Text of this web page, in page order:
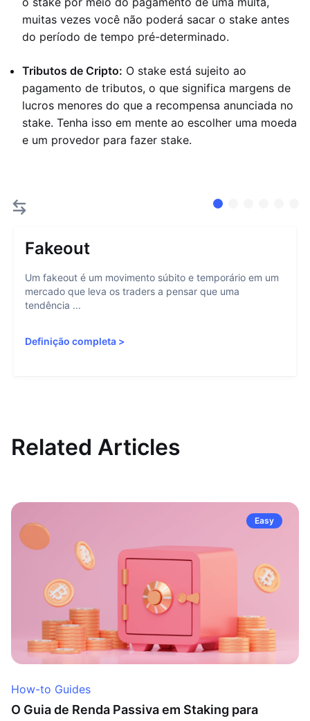
muitas vezes você não poderá sacar o stake antes
do período de tempo pré-determinado.
Tributos de Cripto: O stake está sujeito ao
pagamento de tributos, o que significa margens de
lucros menores do que a recompensa anunciada no
stake. Tenha isso em mente ao escolher uma moeda
e um provedor para fazer stake.
Fakeout
Um fakeout é um movimento súbito e temporário em um
mercado que leva os traders a pensar que uma
tendência ...
Definição completa >
Related Articles
Easy
How-to Guides
O Guia de Renda Passiva em Staking para